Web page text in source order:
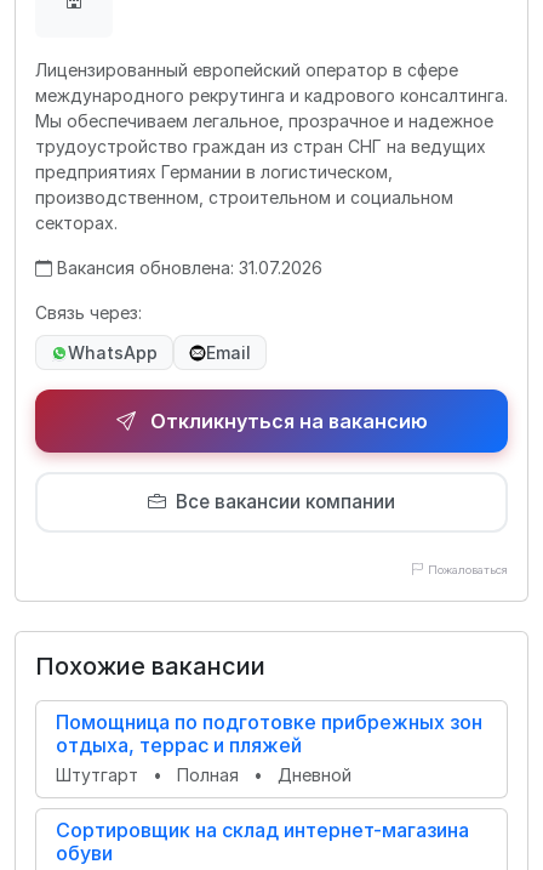
Лицензированный европейский оператор в сфере
международного рекрутинга и кадрового консалтинга.
Мы обеспечиваем легальное, прозрачное и надежное
трудоустройство граждан из стран СНГ на ведущих
предприятиях Германии в логистическом,
производственном, строительном и социальном
секторах.
Вакансия обновлена: 31.07.2026
Связь через:
WhatsApp
Email
Откликнуться на вакансию
Все вакансии компании
Пожаловаться
Похожие вакансии
Помощница по подготовке прибрежных зон
отдыха, террас и пляжей
Штутгарт • Полная • Дневной
Сортировщик на склад интернет-магазина
обуви